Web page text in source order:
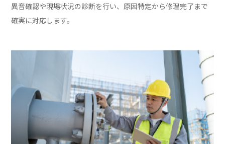
異音確認や現場状況の診断を行い、原因特定から修理完了まで
確実に対応します。